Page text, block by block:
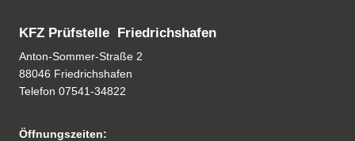
KFZ Prüfstelle Friedrichshafen
Anton-Sommer-Straße 2
88046 Friedrichshafen
Telefon 07541-34822
Öffnungszeiten: